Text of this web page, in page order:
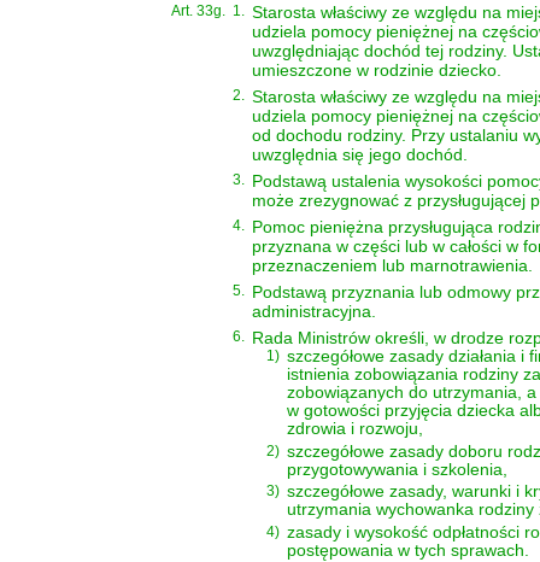
Art. 33g. 1. Starosta właściwy ze względu na
udziela pomocy pieniężnej na
uwzględniając dochód tej rodziny.
umieszczone w rodzinie dziecko.
2. Starosta właściwy ze względu na
udziela pomocy pieniężnej na
od dochodu rodziny. Przy ustalaniu
uwzględnia się jego dochód.
3. Podstawą ustalenia wysokości
może zrezygnować z przysługującej
4. Pomoc pieniężna przysługująca
przyznana w części lub w całości w
przeznaczeniem lub marnotrawienia.
5. Podstawą przyznania lub odmowy
administracyjna.
6. Rada Ministrów określi, w drodze
1) szczegółowe zasady działania
istnienia zobowiązania rodziny
zobowiązanych do utrzymania,
w gotowości przyjęcia dziecka
zdrowia i rozwoju,
2) szczegółowe zasady doboru
przygotowywania i szkolenia,
3) szczegółowe zasady, warunki i
utrzymania wychowanka rodziny
4) zasady i wysokość odpłatności
postępowania w tych sprawach.